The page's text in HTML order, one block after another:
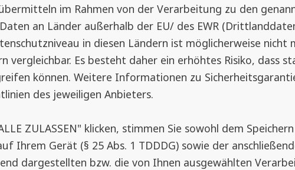
beim Öffnen des Fensters automatisch die
Hochwertiger smarter
Smarter Insektenschutz erhöht den Komfort. Das
Home Systemen verknüpft werden. Gesteuert
oder einem Solarmodul. Das hochwertige
vor Insekten und Krabbeltieren. TTA-Gewebe
Luftdurchlässigkeit aus, ist fast transparent und
im Rahmen von der Verarbeitung zu den
an Länder außerhalb der EU/ des EWR
in diesen Ländern ist möglicherweise nicht
vergleichbar. Es besteht daher ein erhöhtes Risiko, dass
können. Weitere Informationen zu
des jeweiligen Anbieters.
ZULASSEN" klicken, stimmen Sie sowohl dem
Ihrem Gerät (§ 25 Abs. 1 TDDDG) sowie der
dargestellten bzw. die von Ihnen ausgewählten